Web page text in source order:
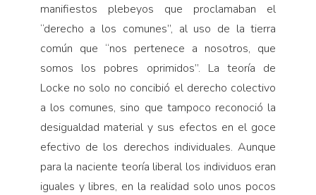
manifiestos plebeyos que proclamaban el
“derecho a los comunes”, al uso de la tierra
común que “nos per­tenece a nosotros, que
somos los pobres oprimidos”. La teoría de
Locke no solo no concibió el derecho co­lectivo
a los comunes, sino que tampoco reconoció la
desigualdad material y sus efectos en el goce
efectivo de los derechos individuales. Aunque
para la naciente teoría liberal los individuos eran
iguales y libres, en la realidad solo unos pocos